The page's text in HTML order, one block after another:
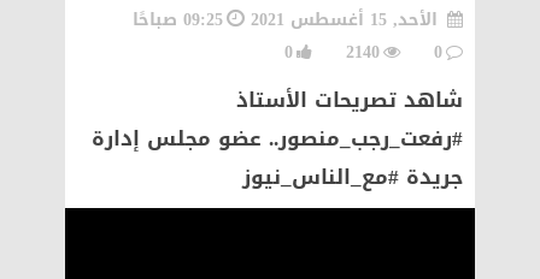
الأحد, 15 أغسطس 2021
09:25 صباحًا
0
2140
0
شاهد تصريحات الأستاذ
#رفعت_رجب_منصور.. عضو مجلس إدارة
جريدة #مع_الناس_نيوز